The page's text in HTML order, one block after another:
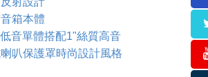
箱本體
音單體搭配1"絲質高音
叭保護罩時尚設計風格